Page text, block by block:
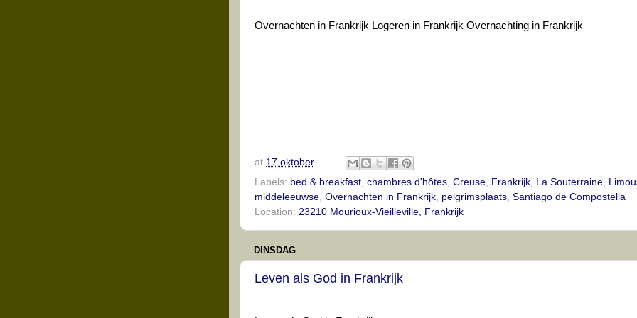
Overnachten in Frankrijk Logeren in Frankrijk Overnachting in Frankrijk
at 17 oktober
Labels: bed & breakfast chambres d'hôtes Creuse Frankrijk La Souterraine
middeleeuwse Overnachten in Frankrijk pelgrimsplaats Santiago de Compostella
Location: 23210 Mourioux-Vieilleville, Frankrijk
DINSDAG
Leven als God in Frankrijk